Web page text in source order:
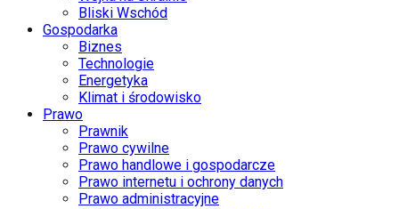
Bliski Wschód
Gospodarka
Biznes
Technologie
Energetyka
Klimat i środowisko
Prawo
Prawnik
Prawo cywilne
Prawo handlowe i gospodarcze
Prawo internetu i ochrony danych
Prawo administracyjne